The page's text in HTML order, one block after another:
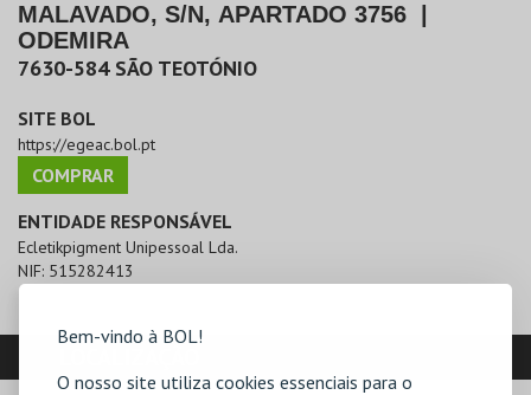
Bem-vindo à BOL!
O nosso site utiliza cookies essenciais para o
MALAVADO, S/N, APARTADO 3756
ODEMIRA
7630-584 SÃO TEOTÓNIO
SITE BOL
https://egeac.bol.pt
COMPRAR
ENTIDADE RESPONSÁVEL
Ecletikpigment Unipessoal Lda.
NIF: 515282413